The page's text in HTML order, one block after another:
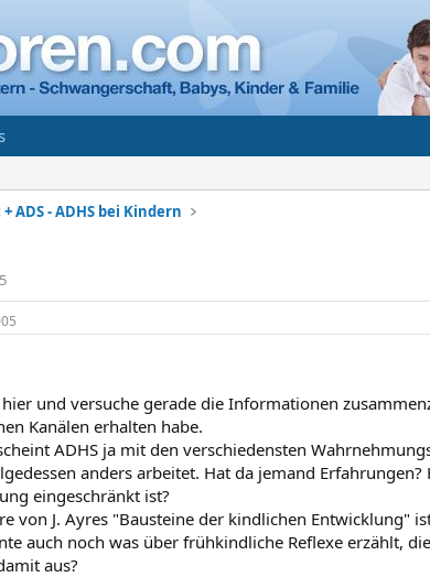
ADS - ADHS bei Kindern
und versuche gerade die Informationen
Kanälen erhalten habe.
ADHS ja mit den verschiedensten
anders arbeitet. Hat da jemand
eingeschränkt ist?
von J. Ayres "Bausteine der kindlichen Entwicklung"
auch noch was über frühkindliche Reflexe erzählt,
aus?